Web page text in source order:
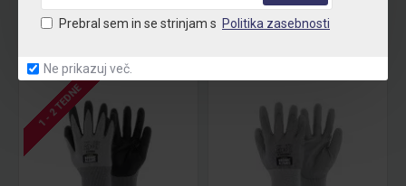
Prebral sem in se strinjam s Politika zasebnosti
Ne prikazuj več.
POVEZANI OSTALI SO TUDI KUPILI
1 - 2 TEDNE